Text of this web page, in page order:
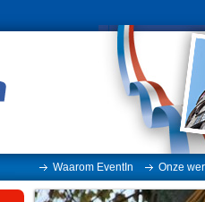
Waarom EventIn Onze